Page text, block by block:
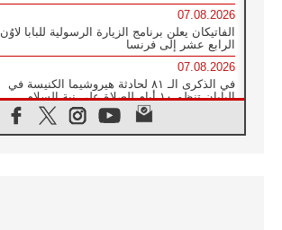
07.08.2026
الفاتيكان يعلن برنامج الزيارة الرسولية للبابا لاوُن
الرابع عشر إلى فرنسا
07.08.2026
في الذكرى الـ ٨١ لحادثة هيروشيما الكنيسة في
اليابان تنظم ١٠ أيام للصلاة على نية السلام
الكنيسة في الأوروغواي: زيارة البابا ستعزز